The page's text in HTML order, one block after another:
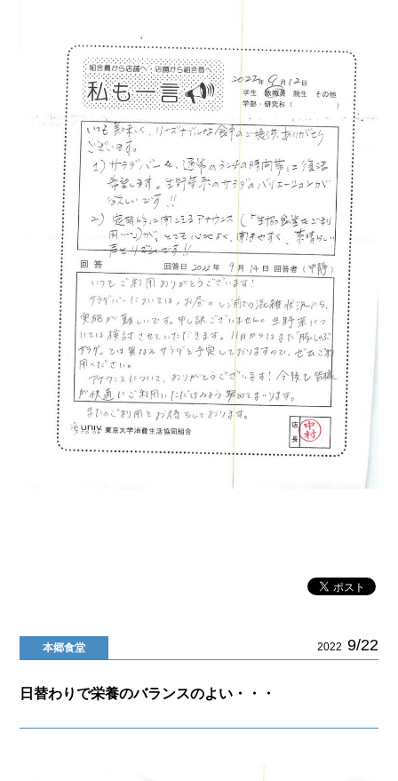
本郷食堂 2022 9/22
日替わりで栄養のバランスのよい・・・